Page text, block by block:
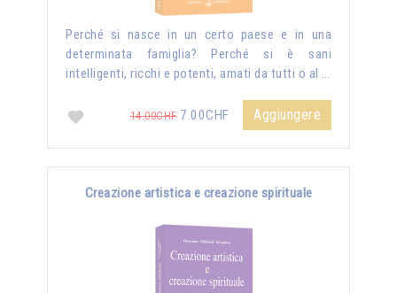
Perché si nasce in un certo paese e in una
determinata famiglia? Perché si è sani
intelligenti, ricchi e potenti, amati da tutti o al …
14.00CHF7.00CHF Aggiungere
Creazione artistica e creazione spirituale